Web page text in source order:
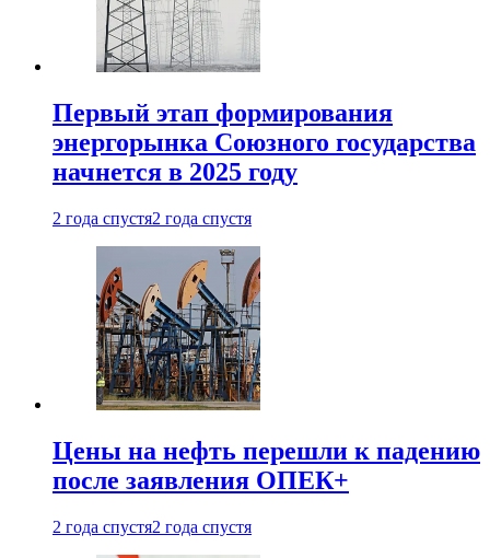
Первый этап формирования
энергорынка Союзного государства
начнется в 2025 году
2 года спустя2 года спустя
Цены на нефть перешли к падению
после заявления ОПЕК+
2 года спустя2 года спустя